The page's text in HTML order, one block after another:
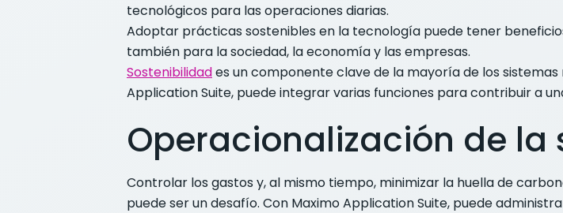
tecnológicos para las operaciones diarias.
Adoptar prácticas sostenibles en la tecnología puede tener
también para la sociedad, la economía y las empresas.
Sostenibilidades un componente clave de la mayoría de los
Application Suite, puede integrar varias funciones para contribuir a
Operacionalización de la
Controlar los gastos y, al mismo tiempo, minimizar la huella de
puede ser un desafío. Con Maximo Application Suite, puede